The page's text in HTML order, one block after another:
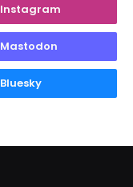
Instagram
Mastodon
Bluesky